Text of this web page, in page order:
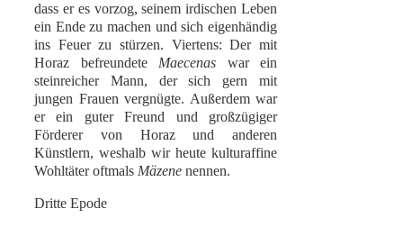
dass er es vorzog, seinem irdischen Leben
ein Ende zu machen und sich eigenhändig
ins Feuer zu stürzen. Viertens: Der mit
Horaz befreundete Maecenas war ein
steinreicher Mann, der sich gern mit
jungen Frauen vergnügte. Außerdem war
er ein guter Freund und großzügiger
Förderer von Horaz und anderen
Künstlern, weshalb wir heute kulturaffine
Wohltäter oftmals Mäzene nennen.
Dritte Epode